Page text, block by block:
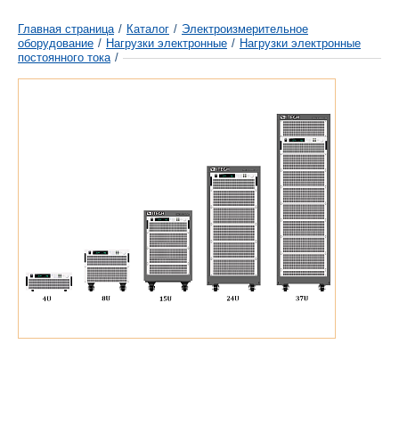
Главная страница / Каталог / Электроизмерительное
оборудование / Нагрузки электронные / Нагрузки электронные
постоянного тока /